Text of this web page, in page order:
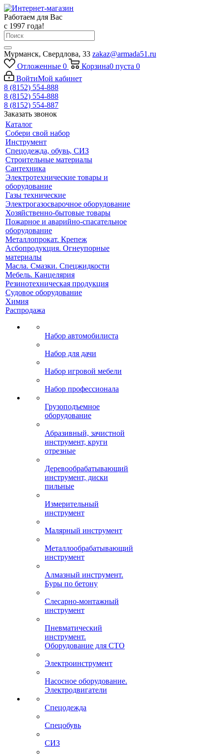
Работаем для Вас
с 1997 года!
Мурманск, Свердлова, 33 zakaz@armada51.ru
Отложенные 0 Корзина0 пуста 0
ВойтиМой кабинет
8 (8152) 554-888
8 (8152) 554-888
8 (8152) 554-887
Заказать звонок
Каталог
Собери свой набор
Инструмент
Спецодежда, обувь, СИЗ
Строительные материалы
Сантехника
Электротехнические товары и
оборудование
Газы технические
Электрогазосварочное оборудование
Хозяйственно-бытовые товары
Пожарное и аварийно-спасательное
оборудование
Металлопрокат. Крепеж
Асбопродукция. Огнеупорные
материалы
Масла. Смазки. Спецжидкости
Мебель. Канцелярия
Резинотехническая продукция
Судовое оборудование
Химия
Распродажа
Набор автомобилиста
Набор для дачи
Набор игровой мебели
Набор профессионала
Грузоподъемное
оборудование
Абразивный, зачистной
инструмент, круги
отрезные
Деревообрабатывающий
инструмент, диски
пильные
Измерительный
инструмент
Малярный инструмент
Металлообрабатывающий
инструмент
Алмазный инструмент.
Буры по бетону
Слесарно-монтажный
инструмент
Пневматический
инструмент.
Оборудование для СТО
Электроинструмент
Насосное оборудование.
Электродвигатели
Спецодежда
Спецобувь
СИЗ